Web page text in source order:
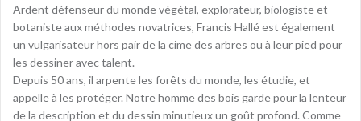
Ardent défenseur du monde végétal, explorateur, biologiste et
botaniste aux méthodes novatrices, Francis Hallé est également
un vulgarisateur hors pair de la cime des arbres ou à leur pied pour
les dessiner avec talent.
Depuis 50 ans, il arpente les forêts du monde, les étudie, et
appelle à les protéger. Notre homme des bois garde pour la lenteur
de la description et du dessin minutieux un goût profond. Comme